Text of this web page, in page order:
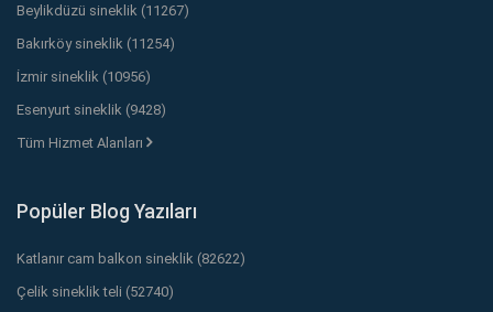
Beylikdüzü sineklik (11267)
Bakırköy sineklik (11254)
İzmir sineklik (10956)
Esenyurt sineklik (9428)
Tüm Hizmet Alanları
Popüler Blog Yazıları
Katlanır cam balkon sineklik (82622)
Çelik sineklik teli (52740)